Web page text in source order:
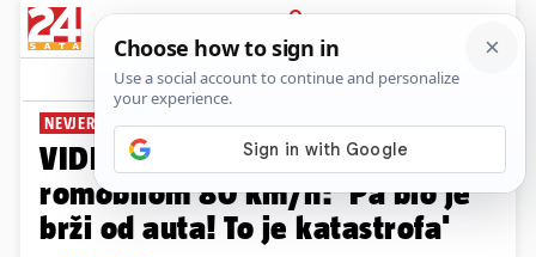
PRIJAVA
News Komentari
NEVJEROJATNO
VIDEO Biser po Supetru divljao
romobilom 80 km/h: 'Pa bio je
brži od auta! To je katastrofa'